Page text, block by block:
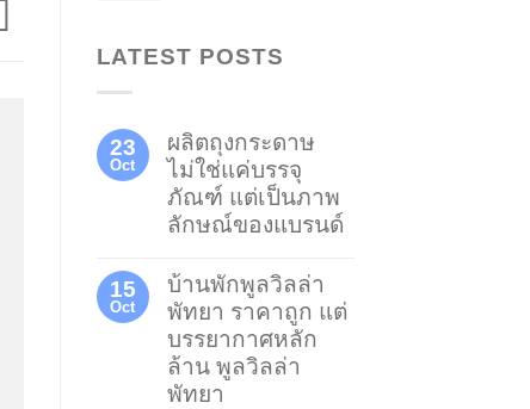
LATEST POSTS
23
Oct
ผลิตถุงกระดาษ
ไม่ใช่แค่บรรจุ
ภัณฑ์ แต่เป็นภาพ
ลักษณ์ของแบรนด์
15
Oct
บ้านพักพูลวิลล่า
พัทยา ราคาถูก แต่
บรรยากาศหลัก
ล้าน พูลวิลล่า
พัทยา